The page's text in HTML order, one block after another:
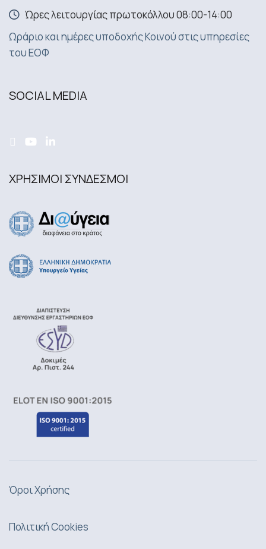
Ώρες λειτουργίας πρωτοκόλλου 08:00-14:00
Ωράριο και ημέρες υποδοχής Κοινού στις υπηρεσίες
του ΕΟΦ
SOCIAL MEDIA
ΧΡΗΣΙΜΟΙ ΣΥΝΔΕΣΜΟΙ
Όροι Χρήσης
Πολιτική Cookies